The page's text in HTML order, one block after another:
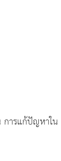
การแก้ปัญหาใน